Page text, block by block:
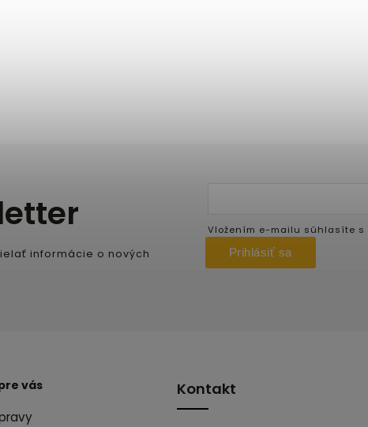
vás Kontakt
informácie o nových
Vložením e-mailu súhlasíte s
Prihlásiť sa